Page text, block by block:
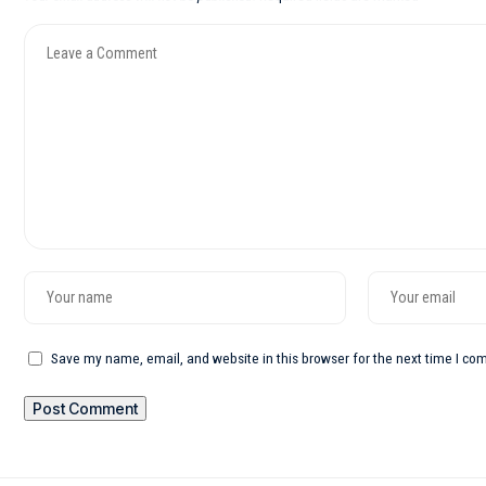
Save my name, email, and website in this browser for the next time I